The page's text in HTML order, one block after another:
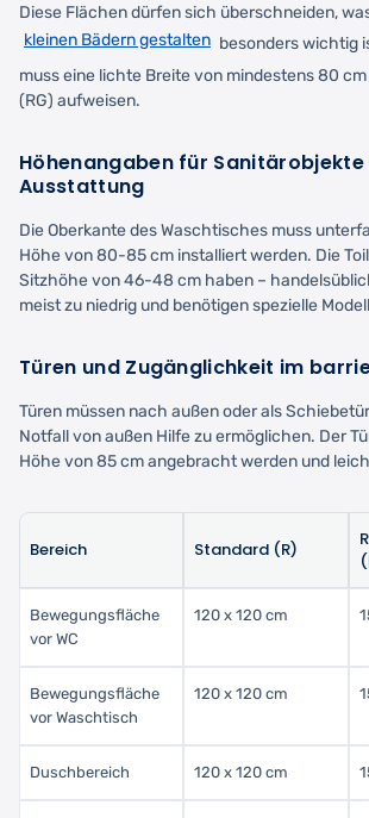
Diese Flächen dürfen sich überschneiden,
kleinen Bädern gestalten besonders wichtig
muss eine lichte Breite von mindestens 80
(RG) aufweisen.
Höhenangaben für Sanitärobjekte
Ausstattung
Die Oberkante des Waschtisches muss
Höhe von 80-85 cm installiert werden. Die
Sitzhöhe von 46-48 cm haben –
meist zu niedrig und benötigen spezielle
Türen und Zugänglichkeit im
Türen müssen nach außen oder als
Notfall von außen Hilfe zu ermöglichen. Der
Höhe von 85 cm angebracht werden und
Bereich Standard (R)
Bewegungsfläche
vor WC
120 x 120 cm
Bewegungsfläche
vor Waschtisch
120 x 120 cm
Duschbereich 120 x 120 cm